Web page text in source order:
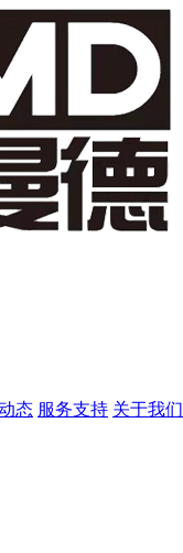
态 服务支持 关于我们